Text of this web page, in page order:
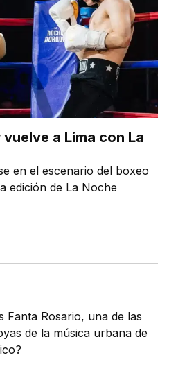
a Lima con La
en el escenario del boxeo
edición de La Noche
Fanta Rosario, una de las
de la música urbana de